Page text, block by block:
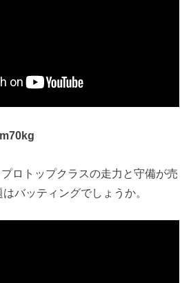
ロトップクラスの走力と守備が売
バッティングでしょうか。